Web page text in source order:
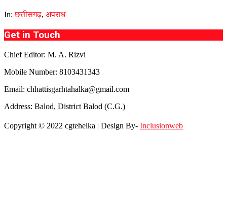
In: छत्तीसगढ़, अपराध
Get in Touch
Chief Editor: M. A. Rizvi
Mobile Number: 8103431343
Email: chhattisgarhtahalka@gmail.com
Address: Balod, District Balod (C.G.)
Copyright © 2022 cgtehelka | Design By- Inclusionweb